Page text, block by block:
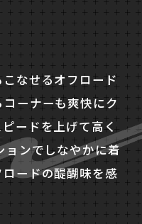
なせるオフロード
ーナーも爽快にク
ードを上げて高く
ョンでしなやかに着
ードの醍醐味を感